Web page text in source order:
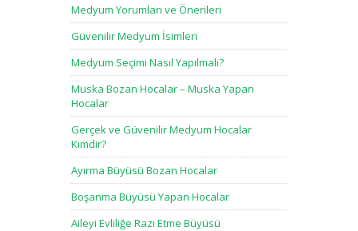
Medyum Yorumları ve Önerileri
Güvenilir Medyum İsimleri
Medyum Seçimi Nasıl Yapılmalı?
Muska Bozan Hocalar – Muska Yapan
Hocalar
Gerçek ve Güvenilir Medyum Hocalar
Kimdir?
Ayırma Büyüsü Bozan Hocalar
Boşanma Büyüsü Yapan Hocalar
Aileyi Evliliğe Razı Etme Büyüsü